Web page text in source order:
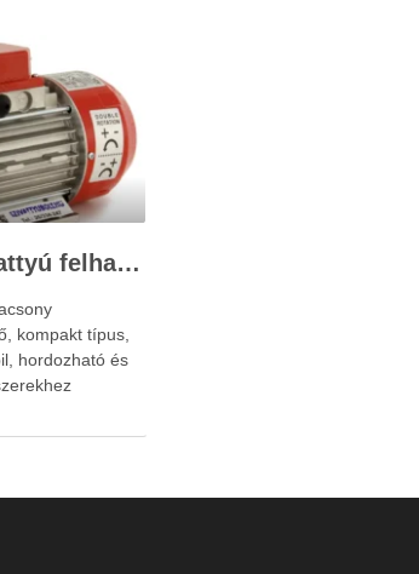
A 12V-os szivattyú felhasználása
kompakt típus,
hordozható és